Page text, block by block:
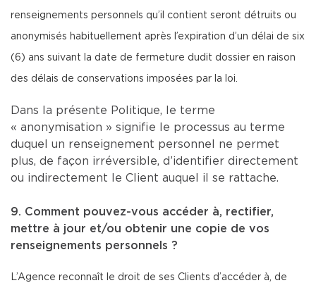
renseignements personnels qu’il contient seront détruits ou
anonymisés habituellement après l’expiration d’un délai de six
(6) ans suivant la date de fermeture dudit dossier en raison
des délais de conservations imposées par la loi.
Dans la présente Politique, le terme
« anonymisation » signifie le processus au terme
duquel un renseignement personnel ne permet
plus, de façon irréversible, d’identifier directement
ou indirectement le Client auquel il se rattache.
9. Comment pouvez-vous accéder à, rectifier,
mettre à jour et/ou obtenir une copie de vos
renseignements personnels ?
L’Agence reconnaît le droit de ses Clients d’accéder à, de